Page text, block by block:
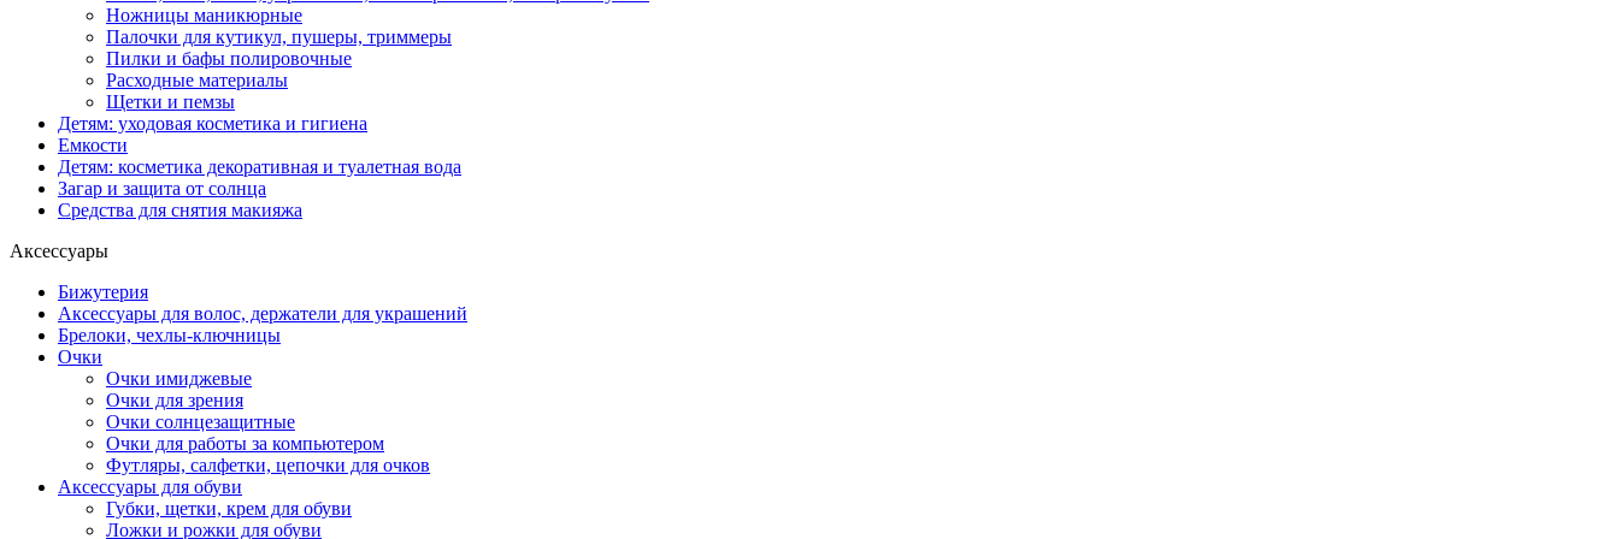
Ножницы маникюрные
Палочки для кутикул, пушеры, триммеры
Пилки и бафы полировочные
Расходные материалы
Щетки и пемзы
Детям: уходовая косметика и гигиена
Емкости
Детям: косметика декоративная и туалетная вода
Загар и защита от солнца
Средства для снятия макияжа
Аксессуары
Бижутерия
Аксессуары для волос, держатели для украшений
Брелоки, чехлы-ключницы
Очки
Очки имиджевые
Очки для зрения
Очки солнцезащитные
Очки для работы за компьютером
Футляры, салфетки, цепочки для очков
Аксессуары для обуви
Губки, щетки, крем для обуви
Ложки и рожки для обуви